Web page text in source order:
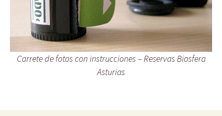
Carrete de fotos con instrucciones – Reservas Biosfera
Asturias